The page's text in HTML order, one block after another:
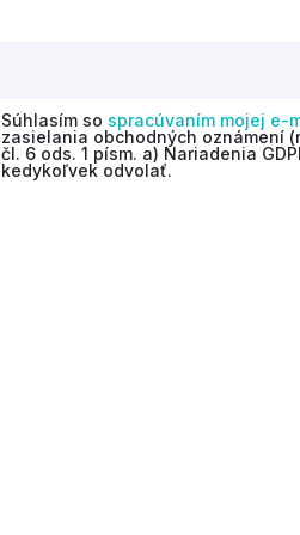
Súhlasím so spracúvaním mojej e-
zasielania obchodných oznámení
čl. 6 ods. 1 písm. a) Nariadenia
kedykoľvek odvolať.